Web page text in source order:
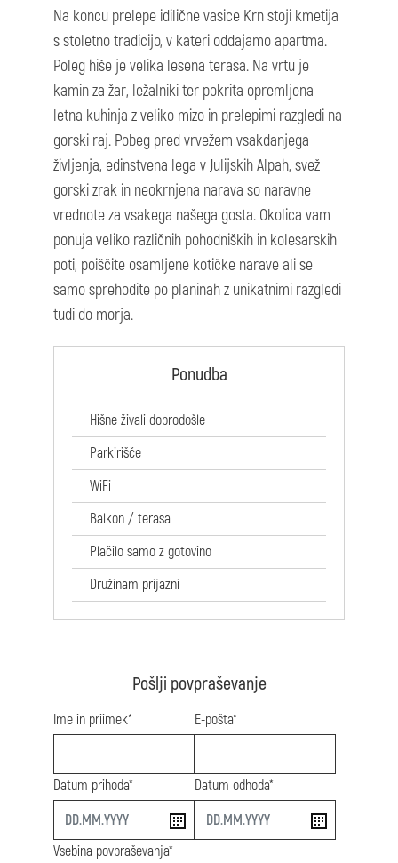
Na koncu prelepe idilične vasice Krn stoji kmetija
s stoletno tradicijo, v kateri oddajamo apartma.
Poleg hiše je velika lesena terasa. Na vrtu je
kamin za žar, ležalniki ter pokrita opremljena
letna kuhinja z veliko mizo in prelepimi razgledi na
gorski raj. Pobeg pred vrvežem vsakdanjega
življenja, edinstvena lega v Julijskih Alpah, svež
gorski zrak in neokrnjena narava so naravne
vrednote za vsakega našega gosta. Okolica vam
ponuja veliko različnih pohodniških in kolesarskih
poti, poiščite osamljene kotičke narave ali se
samo sprehodite po planinah z unikatnimi razgledi
tudi do morja.
Ponudba
Hišne živali dobrodošle
Parkirišče
WiFi
Balkon / terasa
Plačilo samo z gotovino
Družinam prijazni
Pošlji povpraševanje
Ime in priimek* E-pošta*
Datum prihoda*
start
Datum odhoda*
end
Vsebina povpraševanja*